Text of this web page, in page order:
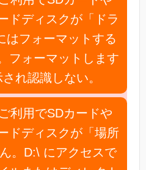
ドディスクが「ドラ
はフォーマットする
フォーマットします
れ認識しない。
利用でSDカードや
ドディスクが「場所
。D:\ にアクセスで